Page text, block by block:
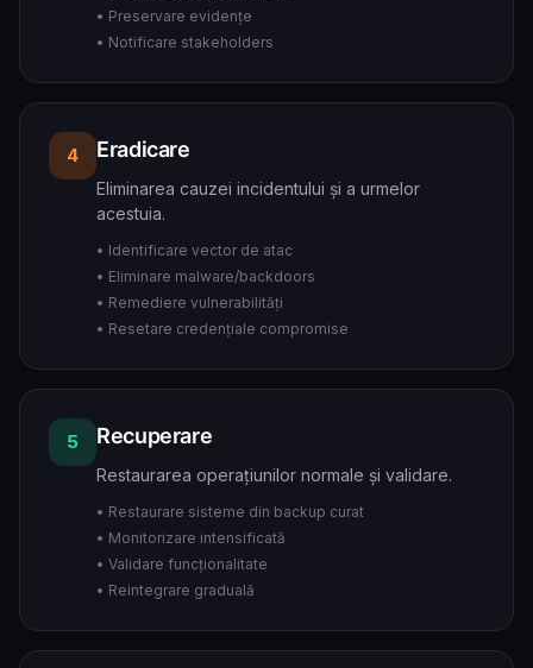
• Preservare evidențe
• Notificare stakeholders
4 Eradicare
Eliminarea cauzei incidentului și a urmelor
acestuia.
• Identificare vector de atac
• Eliminare malware/backdoors
• Remediere vulnerabilități
• Resetare credențiale compromise
5 Recuperare
Restaurarea operațiunilor normale și validare.
• Restaurare sisteme din backup curat
• Monitorizare intensificată
• Validare funcționalitate
• Reintegrare graduală